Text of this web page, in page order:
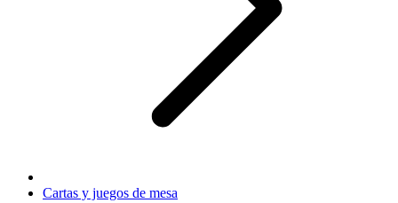
Cartas y juegos de mesa